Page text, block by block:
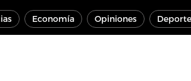
Economía Opiniones